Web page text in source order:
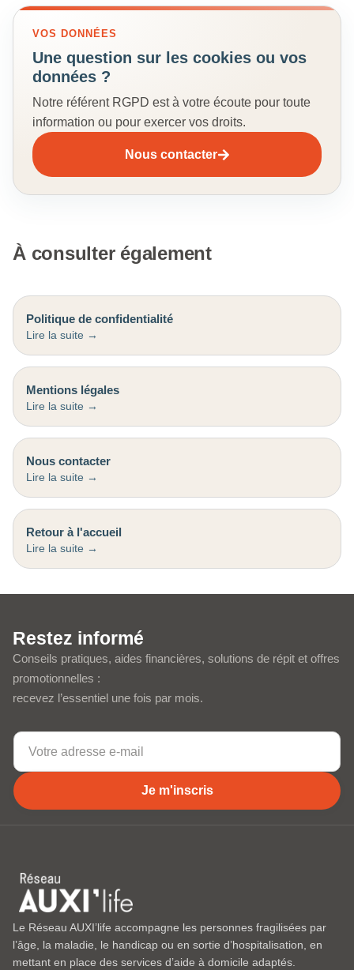
VOS DONNÉES
Une question sur les cookies ou vos
données ?
Notre référent RGPD est à votre écoute pour toute
information ou pour exercer vos droits.
Nous contacter
À consulter également
Politique de confidentialité
Mentions légales
Nous contacter
Retour à l'accueil
Restez informé
Conseils pratiques, aides financières, solutions de répit et offres
promotionnelles :
recevez l’essentiel une fois par mois.
Je m'inscris
Le Réseau AUXI’life accompagne les personnes fragilisées par
l’âge, la maladie, le handicap ou en sortie d’hospitalisation, en
mettant en place des services d’aide à domicile adaptés.